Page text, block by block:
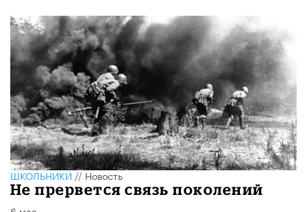
ШКОЛЬНИКИ//Новость
Не прервется связь поколений